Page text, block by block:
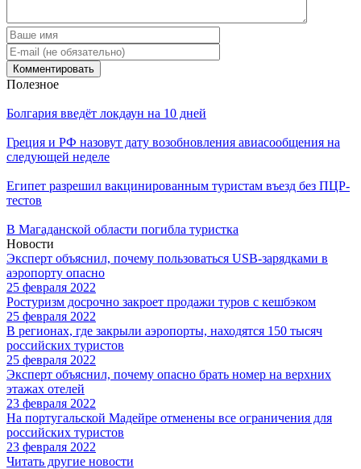
Полезное
Болгария введёт локдаун на 10 дней
Греция и РФ назовут дату возобновления авиасообщения на
следующей неделе
Египет разрешил вакцинированным туристам въезд без ПЦР-
тестов
В Магаданской области погибла туристка
Новости
Эксперт объяснил, почему пользоваться USB-зарядками в
аэропорту опасно
25 февраля 2022
Ростуризм досрочно закроет продажи туров с кешбэком
25 февраля 2022
В регионах, где закрыли аэропорты, находятся 150 тысяч
российских туристов
25 февраля 2022
Эксперт объяснил, почему опасно брать номер на верхних
этажах отелей
23 февраля 2022
На португальской Мадейре отменены все ограничения для
российских туристов
23 февраля 2022
Читать другие новости